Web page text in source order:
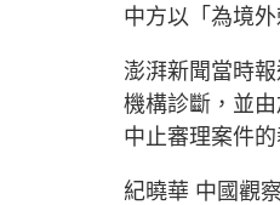
中方以「為境
澎湃新聞當時
機構診斷，並
中止審理案件
紀曉華 中國觀